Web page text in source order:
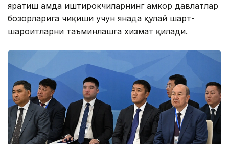
яратиш ҳамда иштирокчиларнинг ҳамкор давлатлар
бозорларига чиқиши учун янада қулай шарт-
шароитларни таъминлашга хизмат қилади.